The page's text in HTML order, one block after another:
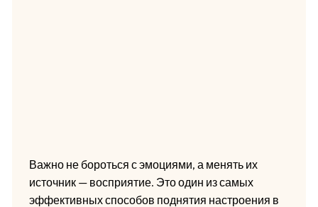
Важно не бороться с эмоциями, а менять их
источник — восприятие. Это один из самых
эффективных способов поднятия настроения в